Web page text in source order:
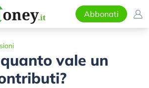
Abbonati
vale un